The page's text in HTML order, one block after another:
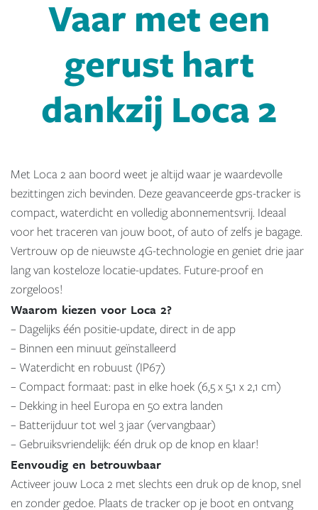
Vaar met een
gerust hart
dankzij Loca 2
Met Loca 2 aan boord weet je altijd waar je waardevolle
bezittingen zich bevinden. Deze geavanceerde gps-tracker is
compact, waterdicht en volledig abonnementsvrij. Ideaal
voor het traceren van jouw boot, of auto of zelfs je bagage.
Vertrouw op de nieuwste 4G-technologie en geniet drie jaar
lang van kosteloze locatie-updates. Future-proof en
zorgeloos!
Waarom kiezen voor Loca 2?
– Dagelijks één positie-update, direct in de app
– Binnen een minuut geïnstalleerd
– Waterdicht en robuust (IP67)
– Compact formaat: past in elke hoek (6,5 x 5,1 x 2,1 cm)
– Dekking in heel Europa en 50 extra landen
– Batterijduur tot wel 3 jaar (vervangbaar)
– Gebruiksvriendelijk: één druk op de knop en klaar!
Eenvoudig en betrouwbaar
Activeer jouw Loca 2 met slechts een druk op de knop, snel
en zonder gedoe. Plaats de tracker op je boot en ontvang